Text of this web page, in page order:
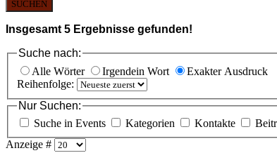
SUCHEN
Insgesamt 5 Ergebnisse gefunden!
Suche nach:
Alle Wörter
Irgendein Wort
Exakter Ausdruck
Reihenfolge:
Nur Suchen:
Suche in Events
Kategorien Kontakte
Anzeige #